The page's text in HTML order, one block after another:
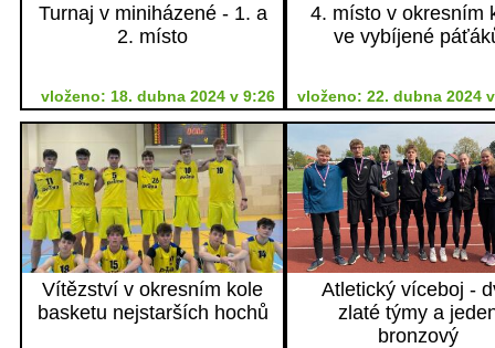
Turnaj v miniházené - 1. a
2. místo
vloženo: 18. dubna 2024 v 9:26
4. místo v okresním
ve vybíjené
vloženo: 22. dubna 2024
Vítězství v okresním kole
basketu nejstarších hochů
Atletický víceboj -
zlaté týmy a
bronzový